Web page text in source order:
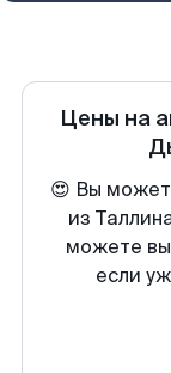
Цены на
😍 Вы
из
можете
если